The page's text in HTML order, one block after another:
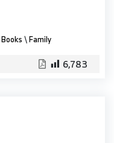
Books\Family
6,783